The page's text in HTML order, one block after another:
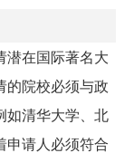
潜在国际著名大
的院校必须与政
如清华大学、北
申请人必须符合